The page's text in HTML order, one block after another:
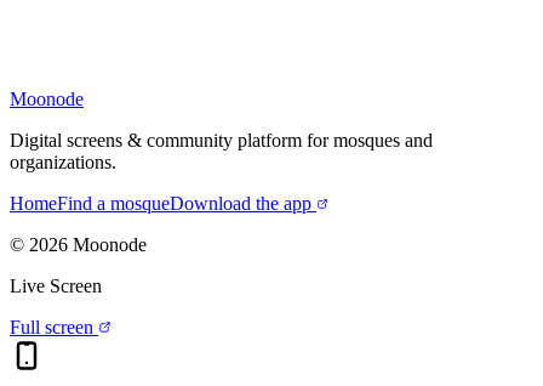
Moonode
Digital screens & community platform for mosques and
organizations.
HomeFind a mosqueDownload the app
© 2026 Moonode
Live Screen
Full screen